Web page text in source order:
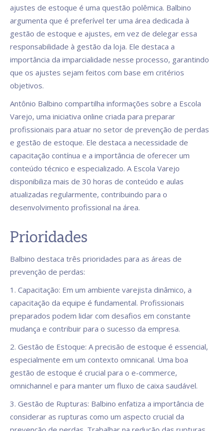
ajustes de estoque é uma questão polêmica. Balbino
argumenta que é preferível ter uma área dedicada à
gestão de estoque e ajustes, em vez de delegar essa
responsabilidade à gestão da loja. Ele destaca a
importância da imparcialidade nesse processo, garantindo
que os ajustes sejam feitos com base em critérios
objetivos.
Antônio Balbino compartilha informações sobre a Escola
Varejo, uma iniciativa online criada para preparar
profissionais para atuar no setor de prevenção de perdas
e gestão de estoque. Ele destaca a necessidade de
capacitação contínua e a importância de oferecer um
conteúdo técnico e especializado. A Escola Varejo
disponibiliza mais de 30 horas de conteúdo e aulas
atualizadas regularmente, contribuindo para o
desenvolvimento profissional na área.
Prioridades
Balbino destaca três prioridades para as áreas de
prevenção de perdas:
1. Capacitação: Em um ambiente varejista dinâmico, a
capacitação da equipe é fundamental. Profissionais
preparados podem lidar com desafios em constante
mudança e contribuir para o sucesso da empresa.
2. Gestão de Estoque: A precisão de estoque é essencial,
especialmente em um contexto omnicanal. Uma boa
gestão de estoque é crucial para o e-commerce,
omnichannel e para manter um fluxo de caixa saudável.
3. Gestão de Rupturas: Balbino enfatiza a importância de
considerar as rupturas como um aspecto crucial da